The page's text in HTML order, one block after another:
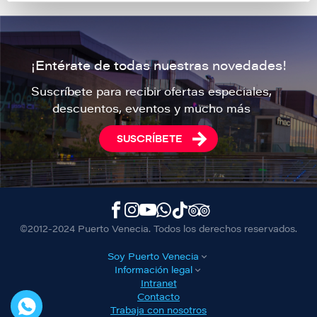
¡Entérate de todas nuestras novedades!
Suscríbete para recibir ofertas especiales,
descuentos, eventos y mucho más
SUSCRÍBETE
©2012-2024 Puerto Venecia. Todos los derechos reservados.
Soy Puerto Venecia
Información legal
Intranet
Contacto
Trabaja con nosotros